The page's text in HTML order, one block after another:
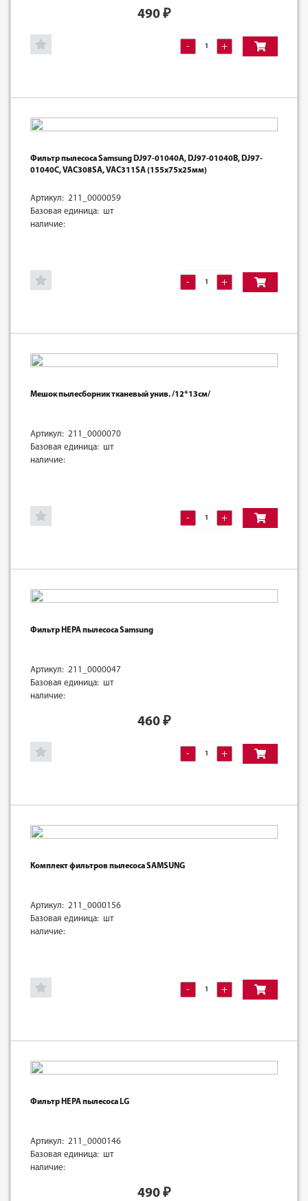
490 ₽
- +
Фильтр пылесоса Samsung DJ97-01040A, DJ97-01040B, DJ97-
01040C, VAC308SA, VAC311SA (155х75х25мм)
Артикул: 211_0000059
Базовая единица: шт
наличие:
- +
Мешок пылесборник тканевый унив. /12*13см/
Артикул: 211_0000070
Базовая единица: шт
наличие:
- +
Фильтр HEPA пылесоса Samsung
Артикул: 211_0000047
Базовая единица: шт
наличие:
460 ₽
- +
Комплект фильтров пылесоса SAMSUNG
Артикул: 211_0000156
Базовая единица: шт
наличие:
- +
Фильтр HEPA пылесоса LG
Артикул: 211_0000146
Базовая единица: шт
наличие:
490 ₽